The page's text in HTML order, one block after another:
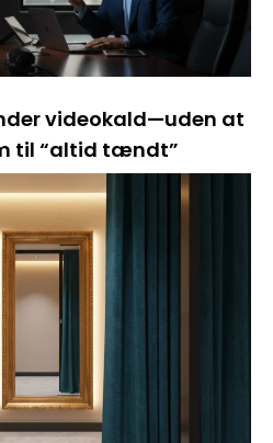
videokald—uden at
til “altid tændt”